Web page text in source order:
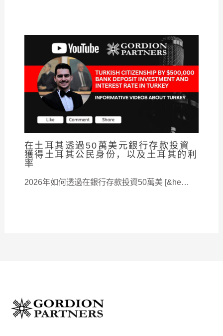
在土耳其透過50萬美元銀行存款投資
獲得土耳其公民身份，以及土耳其的利
率
2026年如何透過在銀行存款投資50萬美 [&he…